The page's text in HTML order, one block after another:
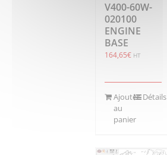
V400-60W-
020100
ENGINE
BASE
164,65€ HT
Ajouter
au
panier
Détails